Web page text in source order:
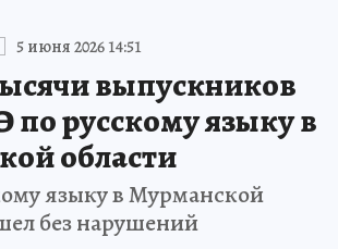
5 июня 2026 14:51
выпускников
по русскому языку в
области
языку в Мурманской
без нарушений